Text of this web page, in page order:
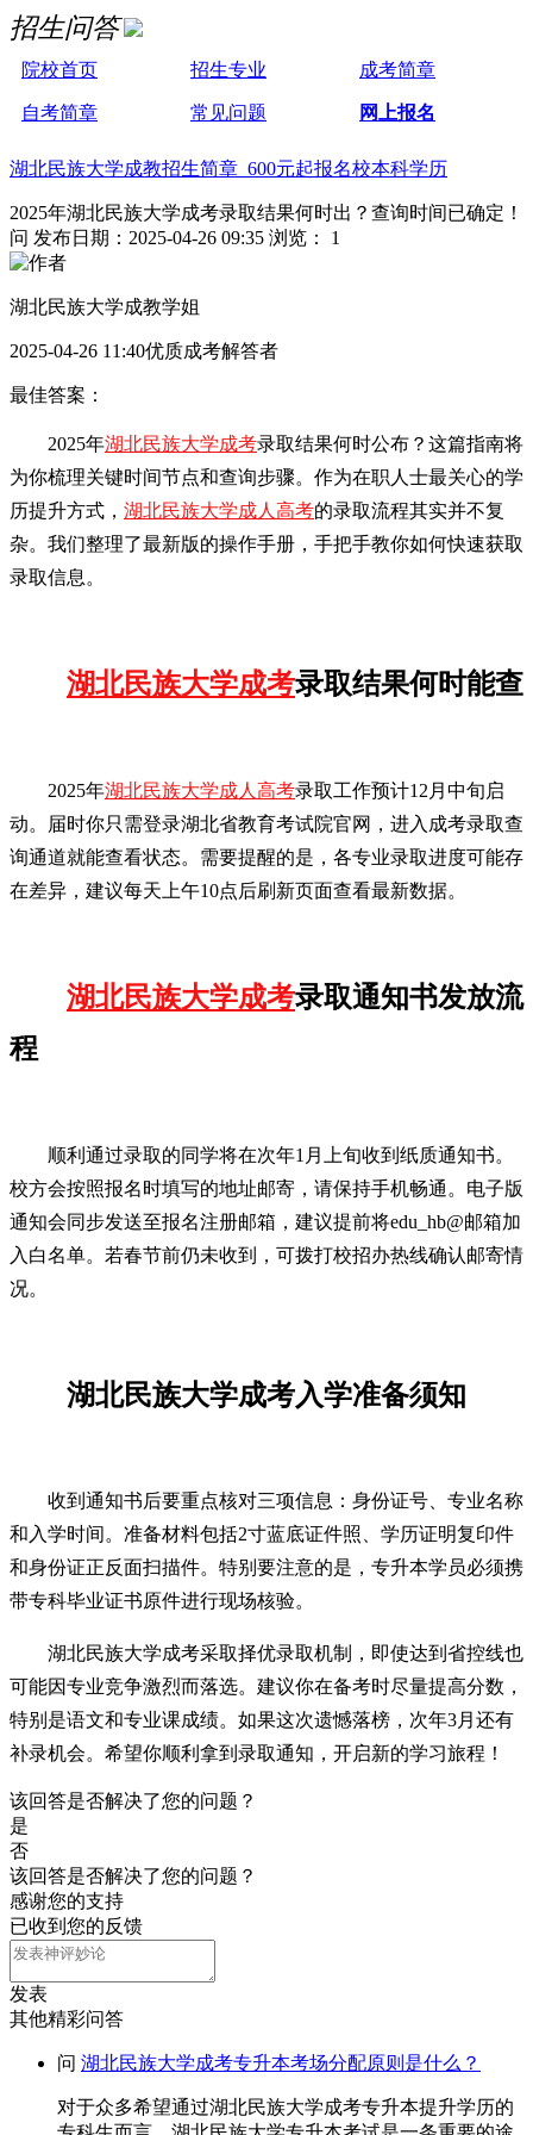
招生问答
院校首页 招生专业 成考简章
自考简章 常见问题 网上报名
湖北民族大学成教招生简章 600元起报名校本科学历
2025年湖北民族大学成考录取结果何时出？查询时间已确定！
问 发布日期：2025-04-26 09:35 浏览： 1
湖北民族大学成教学姐
2025-04-26 11:40优质成考解答者
最佳答案：
2025年湖北民族大学成考录取结果何时公布？这篇指南将
为你梳理关键时间节点和查询步骤。作为在职人士最关心的学
历提升方式， 湖北民族大学成人高考的录取流程其实并不复
杂。我们整理了最新版的操作手册，手把手教你如何快速获取
录取信息。
湖北民族大学成考录取结果何时能查
2025年湖北民族大学成人高考录取工作预计12月中旬启
动。届时你只需登录湖北省教育考试院官网，进入成考录取查
询通道就能查看状态。需要提醒的是，各专业录取进度可能存
在差异，建议每天上午10点后刷新页面查看最新数据。
湖北民族大学成考录取通知书发放流
程
顺利通过录取的同学将在次年1月上旬收到纸质通知书。
校方会按照报名时填写的地址邮寄，请保持手机畅通。电子版
通知会同步发送至报名注册邮箱，建议提前将edu_hb@邮箱加
入白名单。若春节前仍未收到，可拨打校招办热线确认邮寄情
况。
湖北民族大学成考入学准备须知
收到通知书后要重点核对三项信息：身份证号、专业名称
和入学时间。准备材料包括2寸蓝底证件照、学历证明复印件
和身份证正反面扫描件。特别要注意的是，专升本学员必须携
带专科毕业证书原件进行现场核验。
湖北民族大学成考采取择优录取机制，即使达到省控线也
可能因专业竞争激烈而落选。建议你在备考时尽量提高分数，
特别是语文和专业课成绩。如果这次遗憾落榜，次年3月还有
补录机会。希望你顺利拿到录取通知，开启新的学习旅程！
该回答是否解决了您的问题？
是
否
该回答是否解决了您的问题？
感谢您的支持
已收到您的反馈
发表
其他精彩问答
问 湖北民族大学成考专升本考场分配原则是什么？
对于众多希望通过湖北民族大学成考专升本提升学历的